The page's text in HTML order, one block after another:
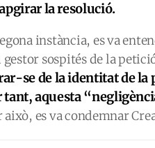
la resolució.
instància, es va
sospités de la
se de la identitat de la
aquesta
això, es va condemnar